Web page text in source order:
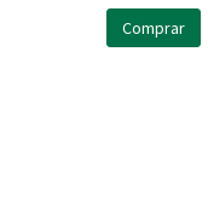
Comprar